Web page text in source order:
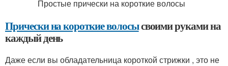
Прически на короткие волосысвоими руками на
каждый день
Даже если вы обладательница короткой стрижки , это не